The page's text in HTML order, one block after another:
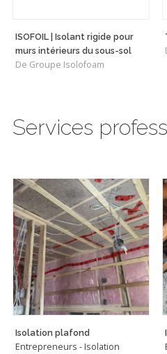
ISOFOIL | Isolant rigide pour
murs intérieurs du sous-sol
De Groupe Isolofoam
Services
Isolation plafond
Entrepreneurs - Isolation